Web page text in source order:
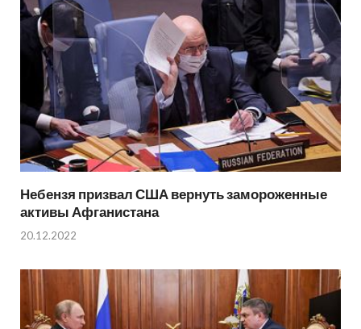
Небензя призвал США вернуть замороженные
активы Афганистана
20.12.2022